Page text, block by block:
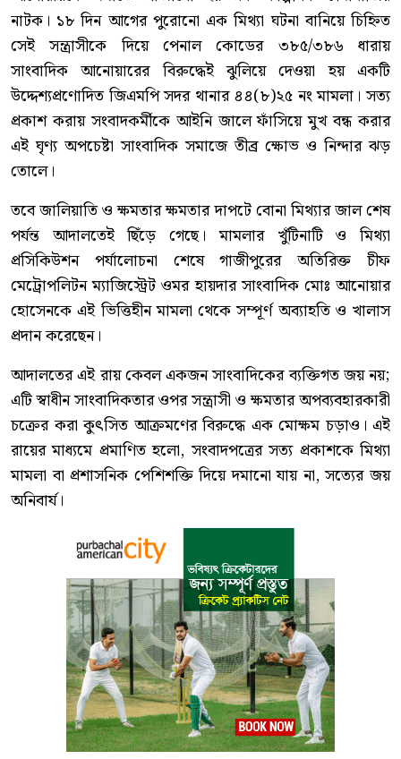
শিরোনামে খোলামেলা সংবাদ প্রকাশিত হওয়ার পর ক্ষোভে ফেটে
পড়ে প্রশাসন ও অপরাধী চক্র। সংবাদপত্রের স্বাধীনতা ও সত্যের
তোয়াক্কা না করে, কোনো প্রাতিষ্ঠানিক প্রতিবাদ বা প্রেস কাউন্সিলে
অভিযোগ না জানিয়ে, প্রতিশোধের এক হিংসাত্মক পথ বেছে
নেওয়া হয়।
আদালত সূত্রে জানা যায়, সংবাদ প্রকাশের ৩ দিনই সাংবাদিক
নাটক। ১৮ দিন আগের পুরোনো এক মিথ্যা ঘটনা বানিয়ে চিহ্নিত
সেই সন্ত্রাসীকে দিয়ে পেনাল কোডের ৩৮৫/৩৮৬ ধারায়
সাংবাদিক আনোয়ারের বিরুদ্ধেই ঝুলিয়ে দেওয়া হয় একটি
উদ্দেশ্যপ্রণোদিত জিএমপি সদর থানার ৪৪(৮)২৫ নং মামলা। সত্য
প্রকাশ করায় সংবাদকর্মীকে আইনি জালে ফাঁসিয়ে মুখ বন্ধ করার
এই ঘৃণ্য অপচেষ্টা সাংবাদিক সমাজে তীব্র ক্ষোভ ও নিন্দার ঝড়
তোলে।
তবে জালিয়াতি ও ক্ষমতার ক্ষমতার দাপটে বোনা মিথ্যার জাল শেষ
পর্যন্ত আদালতেই ছিঁড়ে গেছে। মামলার খুঁটিনাটি ও মিথ্যা
প্রসিকিউশন পর্যালোচনা শেষে গাজীপুরের অতিরিক্ত চীফ
মেট্রোপলিটন ম্যাজিস্ট্রেট ওমর হায়দার সাংবাদিক মোঃ আনোয়ার
হোসেনকে এই ভিত্তিহীন মামলা থেকে সম্পূর্ণ অব্যাহতি ও খালাস
আদালতের এই রায় কেবল একজন সাংবাদিকের ব্যক্তিগত জয় নয়;
এটি স্বাধীন সাংবাদিকতার ওপর সন্ত্রাসী ও ক্ষমতার অপব্যবহারকারী
চক্রের করা কুৎসিত আক্রমণের বিরুদ্ধে এক মোক্ষম চড়াও। এই
রায়ের মাধ্যমে প্রমাণিত হলো, সংবাদপত্রের সত্য প্রকাশকে মিথ্যা
মামলা বা প্রশাসনিক পেশিশক্তি দিয়ে দমানো যায় না, সত্যের জয়